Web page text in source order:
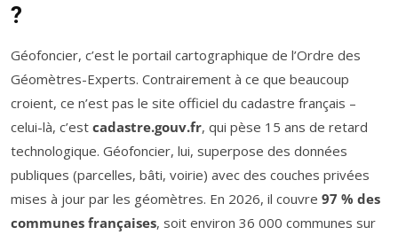
?
Géofoncier, c’est le portail cartographique de l’Ordre des
Géomètres-Experts. Contrairement à ce que beaucoup
croient, ce n’est pas le site officiel du cadastre français –
celui-là, c’est cadastre.gouv.fr, qui pèse 15 ans de retard
technologique. Géofoncier, lui, superpose des données
publiques (parcelles, bâti, voirie) avec des couches privées
mises à jour par les géomètres. En 2026, il couvre 97 % des
communes françaises, soit environ 36 000 communes sur